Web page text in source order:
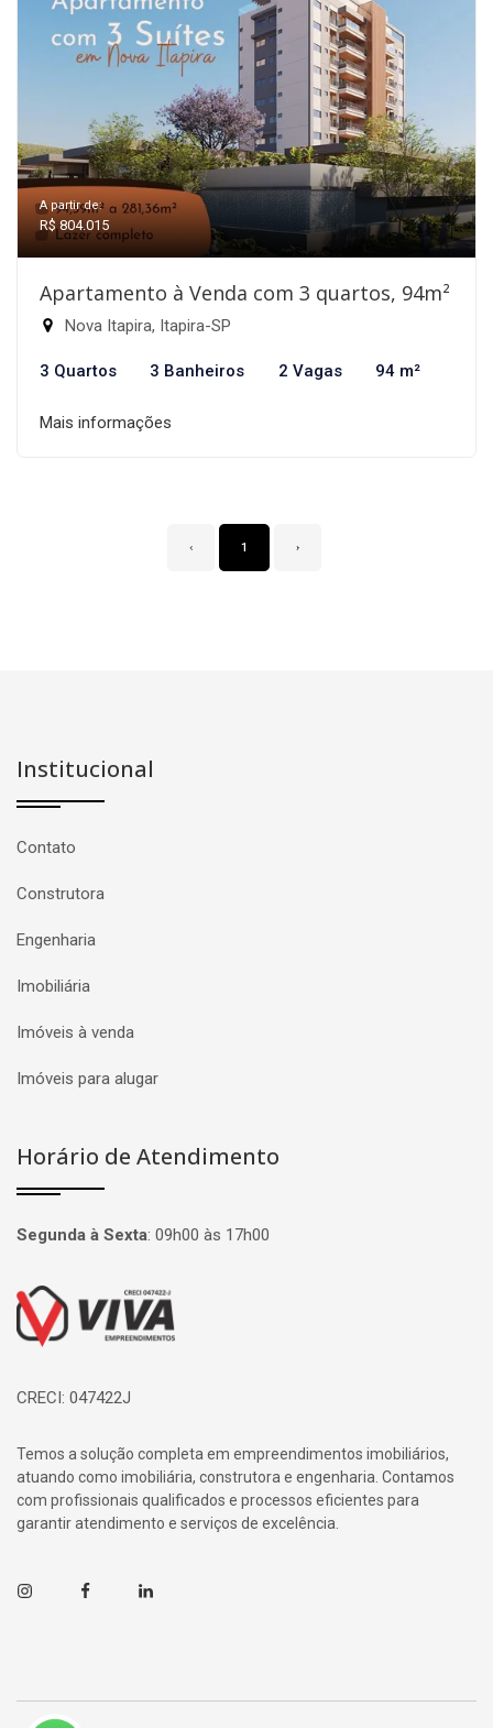
A partir de:
R$ 804.015
Apartamento à Venda com 3 quartos, 94m²
Nova Itapira, Itapira-SP
3 Quartos 3 Banheiros 2 Vagas 94 m²
Mais informações
‹ 1 ›
Institucional
Contato
Construtora
Engenharia
Imobiliária
Imóveis à venda
Imóveis para alugar
Horário de Atendimento
Segunda à Sexta: 09h00 às 17h00
Página inicial
CRECI: 047422J
Temos a solução completa em empreendimentos imobiliários,
atuando como imobiliária, construtora e engenharia. Contamos
com profissionais qualificados e processos eficientes para
garantir atendimento e serviços de excelência.
InstagramFacebookLinkedin